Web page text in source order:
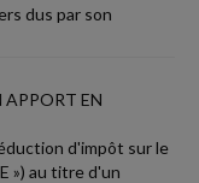
dus par son
APPORT EN
d'impôt sur le
») au titre d'un